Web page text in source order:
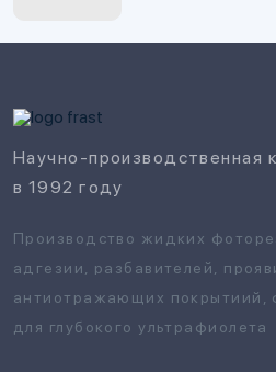
Научно-производственная
в 1992 году
Производство жидких
адгезии, разбавителей,
антиотражающих покрытиий,
для глубокого ультрафиолета